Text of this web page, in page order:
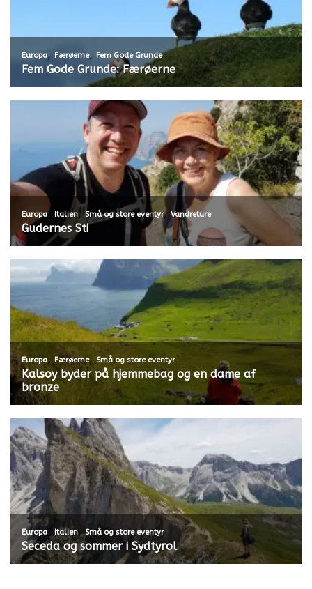
Europa, Færøerne, Fem Gode Grunde
Fem Gode Grunde: Færøerne
Europa, Italien,Små og store eventyr, Vandreture
Gudernes Sti
Europa, Færøerne, Små og store eventyr
Kalsoy byder på hjemmebag og en dame af
bronze
Europa, Italien,Små og store eventyr
Seceda og sommer i Sydtyrol